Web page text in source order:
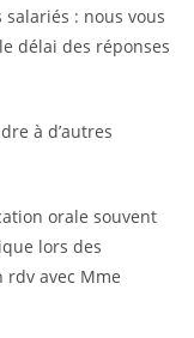
: nous vous
délai des réponses
à d’autres
orale souvent
lors des
rdv avec Mme